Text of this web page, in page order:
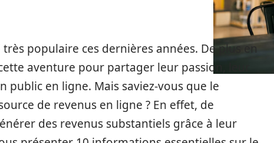
populaire ces dernières années. De plus en
aventure pour partager leur passion, leur
public en ligne. Mais saviez-vous que le
de revenus en ligne ? En effet, de
des revenus substantiels grâce à leur